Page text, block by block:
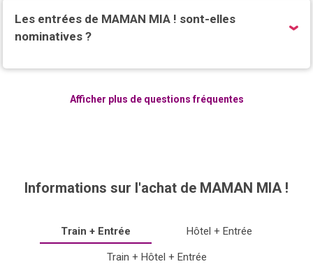
Les entrées de MAMAN MIA ! sont-elles
nominatives ?
Afficher plus de questions fréquentes
Informations sur l'achat de MAMAN MIA !
Train + Entrée Hôtel + Entrée
Train + Hôtel + Entrée